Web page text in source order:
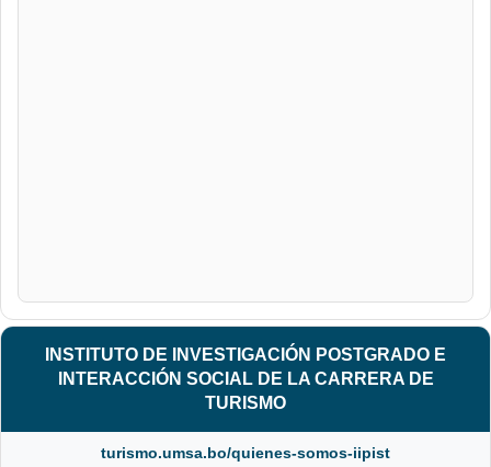
INSTITUTO DE INVESTIGACIÓN POSTGRADO E
INTERACCIÓN SOCIAL DE LA CARRERA DE
TURISMO
turismo.umsa.bo/quienes-somos-iipist